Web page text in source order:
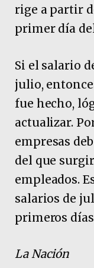
rige a partir
primer día
Si el salario
julio,
fue hecho,
actualizar.
empresas
del que
empleados.
salarios de
primeros
La Nación